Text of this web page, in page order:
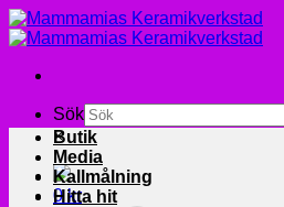
Skip
to
Sök
×
0kr
Butik
Media
Kallmålning
Hitta hit